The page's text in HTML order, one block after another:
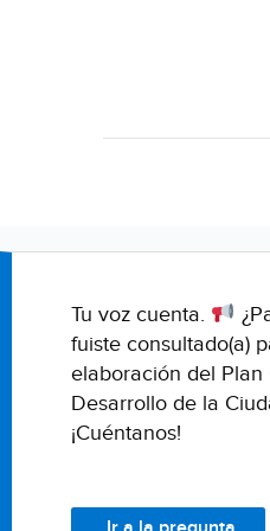
Tu voz cuenta.
fuiste consultado(a)
elaboración del Plan
Desarrollo de la
¡Cuéntanos!